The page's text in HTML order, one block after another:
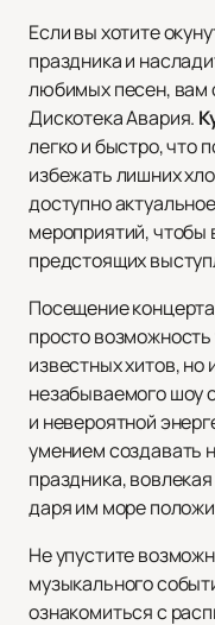
Если вы хотите
праздника и
любимых песен, вам
Дискотека Авария.
легко и быстро, что
избежать лишних
доступно
мероприятий, чтобы
предстоящих
Посещение
просто
известных хитов,
незабываемого шоу
и невероятной
умением создавать
праздника,
даря им море
Не упустите
музыкального
ознакомиться с